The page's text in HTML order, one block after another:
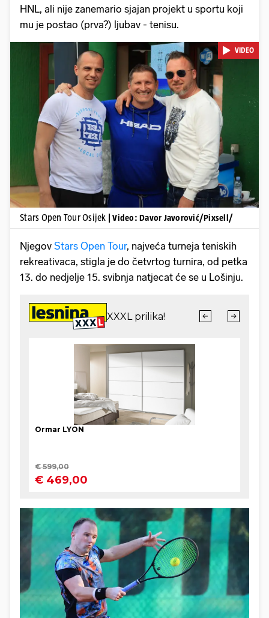
HNL, ali nije zanemario sjajan projekt u sportu koji
mu je postao (prva?) ljubav - tenisu.
Pokretanje videa...
VIDEO
Stars Open Tour Osijek | Video: Davor Javorović/Pixsell/
Njegov Stars Open Tour, najveća turneja teniskih
rekreativaca, stigla je do četvrtog turnira, od petka
13. do nedjelje 15. svibnja natjecat će se u Lošinju.